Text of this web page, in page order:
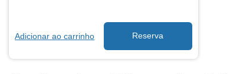
Adicionar ao carrinho